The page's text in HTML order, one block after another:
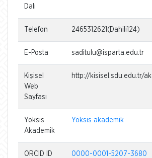
Dalı
Telefon 2465312621(Dahili124)
E-Posta saditulu@isparta.edu.tr
Kişisel
Web
Sayfası
http://kisisel.sdu.edu.tr/
Yöksis
Akademik
Yöksis akademik
ORCID ID 0000-0001-5207-3680